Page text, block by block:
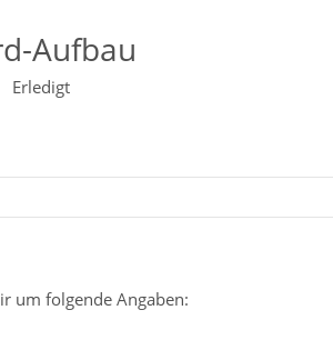
Aufbau
Erledigt
um folgende Angaben: